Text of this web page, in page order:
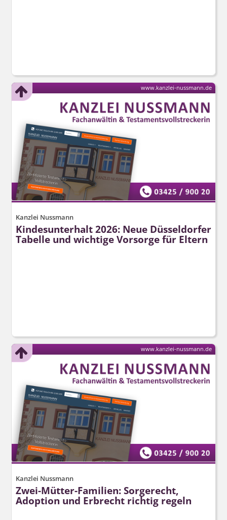
Kanzlei Nussmann
Kindesunterhalt 2026: Neue Düsseldorfer
Tabelle und wichtige Vorsorge für Eltern
www.kanzlei-nussmann.de
Kanzlei Nussmann
Zwei-Mütter-Familien: Sorgerecht,
Adoption und Erbrecht richtig regeln
www.kanzlei-nussmann.de